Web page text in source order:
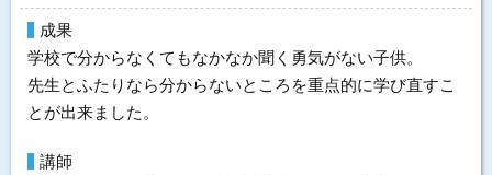
開始時期
2021年4月 12ヵ月
頻度
1回/週
目的
目的の達成度
価格
教材も特別いらなくて、学校のワークさえあれば大丈夫と
のこで値段も高すぎることもなくいいと思う。
しつこく勧誘の電話もないし、届いた資料を確認して決め
成果
学校で分からなくてもなかなか聞く勇気がない子供。
先生とふたりなら分からないところを重点的に学び直すこ
とが出来ました。
講師